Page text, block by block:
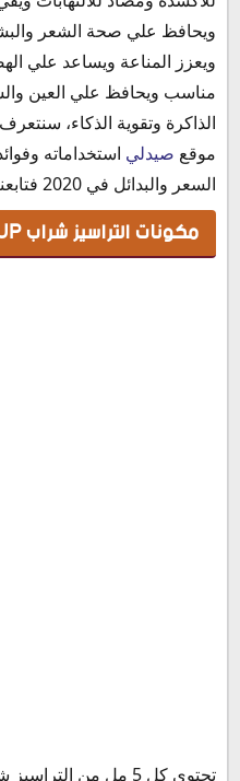
فوائد التراسيز شراب
التراسيز والسكر
هل التراسيز شراب يزيد الوزن
التراسيز والضغط
التداخلات الدوائية مع
جرعة التراسيز شراب
سعر التراسيز شراب في مصر 2020
بديل التراسيز كبسول
ويحافظ علي صحة الشعر
ويعزز المناعة ويساعد علي
مناسب ويحافظ علي العين
الذاكرة وتقوية الذكاء،
موقع صيدلي استخداماته
السعر والبدائل في 2020 فتابعنا.
مكونات التراسيز شراب ULTRA SEAS SYRUP